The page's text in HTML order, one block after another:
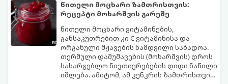
წითელი მოცხარი ზამთრისთვის:
რეცეპტი მოხარშვის გარეშე
წითელი მოცხარი ვიტამინების,
განსაკუთრებით კი C ვიტამინისა და
ორგანული მჟავების ნამდვილი საბადოა.
თერმული დამუშავების (მოხარშვის) დროს
სასარგებლო ნივთიერებების დიდი ნაწილი
იშლება. ამიტომ, ამ კენკრის ზამთრისთვის